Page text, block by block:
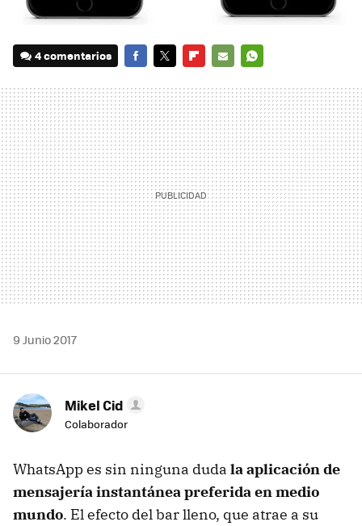
4 comentarios
MAIL
9 Junio 2017
Mikel Cid
Colaborador
WhatsApp es sin ninguna duda la aplicación de
mensajería instantánea preferida en medio
mundo. El efecto del bar lleno, que atrae a su